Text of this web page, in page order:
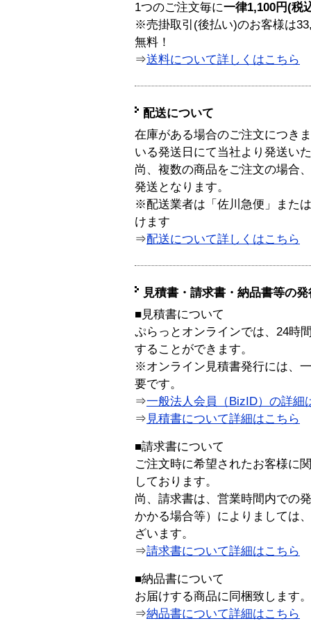
1つのご注文毎に一律1,100円(税
※売掛取引(後払い)のお客様は
無料！
⇒送料について詳しくはこちら
配送について
在庫がある場合のご注文につき
いる発送日にて当社より発送い
尚、複数の商品をご注文の場合
発送となります。
※配送業者は「佐川急便」また
けます
⇒配送について詳しくはこちら
見積書・請求書・納品書等の
■見積書について
ぷらっとオンラインでは、24時
することができます。
※オンライン見積書発行には、
要です。
⇒一般法人会員（BizID）の詳細
⇒ 見積書について詳細はこちら
■請求書について
ご注文時に希望されたお客様に
しております。
尚、請求書は、営業時間内での
かかる場合等）によりましては
ざいます。
⇒請求書について詳細はこちら
■納品書について
お届けする商品に同梱致します。
⇒納品書について詳細はこちら